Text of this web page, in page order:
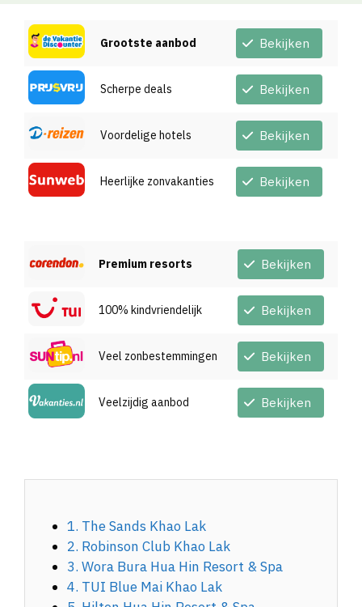
Grootste aanbod Bekijken
Scherpe deals Bekijken
Voordelige hotels Bekijken
Heerlijke zonvakanties Bekijken
Premium resorts Bekijken
100% kindvriendelijk Bekijken
Veel zonbestemmingen Bekijken
Veelzijdig aanbod Bekijken
1. The Sands Khao Lak
2. Robinson Club Khao Lak
3. Wora Bura Hua Hin Resort & Spa
4. TUI Blue Mai Khao Lak